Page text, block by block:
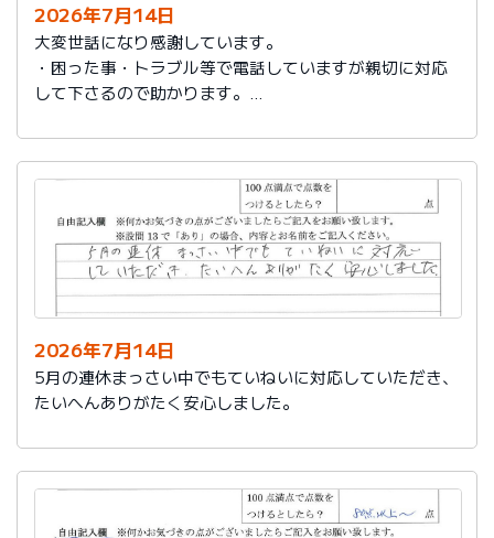
2026年7月14日
大変世話になり感謝しています。
・困った事・トラブル等で電話していますが親切に対応
して下さるので助かります。
にも嫌な顔せず一生懸命して下さり頭が下がります。
・社員さんは、借りている駐車場の場所をメモしておら
れたのにはびっくりしました。（社員さんはよろしくお
伝え下さい）
今後もよろしくお願いします。
2026年7月14日
5月の連休まっさい中でもていねいに対応していただき、
たいへんありがたく安心しました。